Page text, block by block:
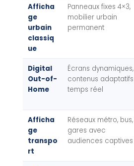
Afficha
ge
urbain
classiq
ue
Panneaux fixes 4×3,
mobilier urbain
permanent
Digital
Out-of-
Home
Écrans dynamiques,
contenus adaptatifs
temps réel
Afficha
ge
transpo
rt
Réseaux métro, bus,
gares avec
audiences captives